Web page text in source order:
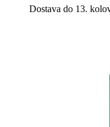
Dostava do 13.